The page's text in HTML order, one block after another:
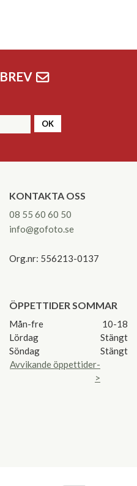
OK
KONTAKTA OSS
08 55 60 60 50
info@gofoto.se
Org.nr: 556213-0137
ÖPPETTIDER SOMMAR
Mån-fre
10-18
Lördag
Stängt
Söndag
Stängt
Avvikande öppettider-
>